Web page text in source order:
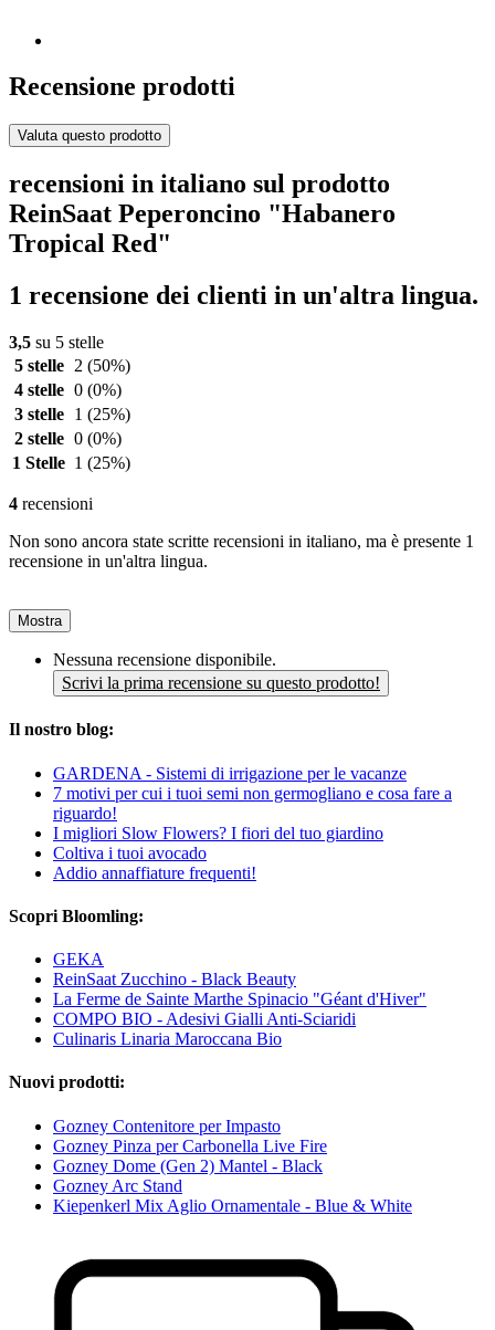
Recensione prodotti
Valuta questo prodotto
recensioni in italiano sul prodotto
ReinSaat Peperoncino "Habanero
Tropical Red"
1 recensione dei clienti in un'altra lingua.
3,5 su 5 stelle
5 stelle
2 (50%)
4 stelle 0 (0%)
3 stelle
1 (25%)
2 stelle 0 (0%)
1 Stelle 1 (25%)
4 recensioni
Non sono ancora state scritte recensioni in italiano, ma è presente 1
recensione in un'altra lingua.
Mostra
Nessuna recensione disponibile.
Scrivi la prima recensione su questo prodotto!
Il nostro blog:
GARDENA - Sistemi di irrigazione per le vacanze
7 motivi per cui i tuoi semi non germogliano e cosa fare a
riguardo!
I migliori Slow Flowers? I fiori del tuo giardino
Coltiva i tuoi avocado
Addio annaffiature frequenti!
Scopri Bloomling:
GEKA
ReinSaat Zucchino - Black Beauty
La Ferme de Sainte Marthe Spinacio "Géant d'Hiver"
COMPO BIO - Adesivi Gialli Anti-Sciaridi
Culinaris Linaria Maroccana Bio
Nuovi prodotti:
Gozney Contenitore per Impasto
Gozney Pinza per Carbonella Live Fire
Gozney Dome (Gen 2) Mantel - Black
Gozney Arc Stand
Kiepenkerl Mix Aglio Ornamentale - Blue & White